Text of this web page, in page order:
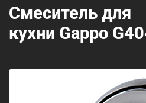
Смеситель для
кухни Gappo